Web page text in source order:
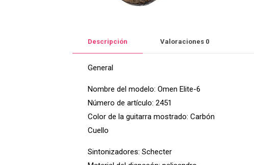
Descripción Valoraciones 0
General
Nombre del modelo: Omen Elite-6
Número de artículo: 2451
Color de la guitarra mostrado: Carbón
Cuello
Sintonizadores: Schecter